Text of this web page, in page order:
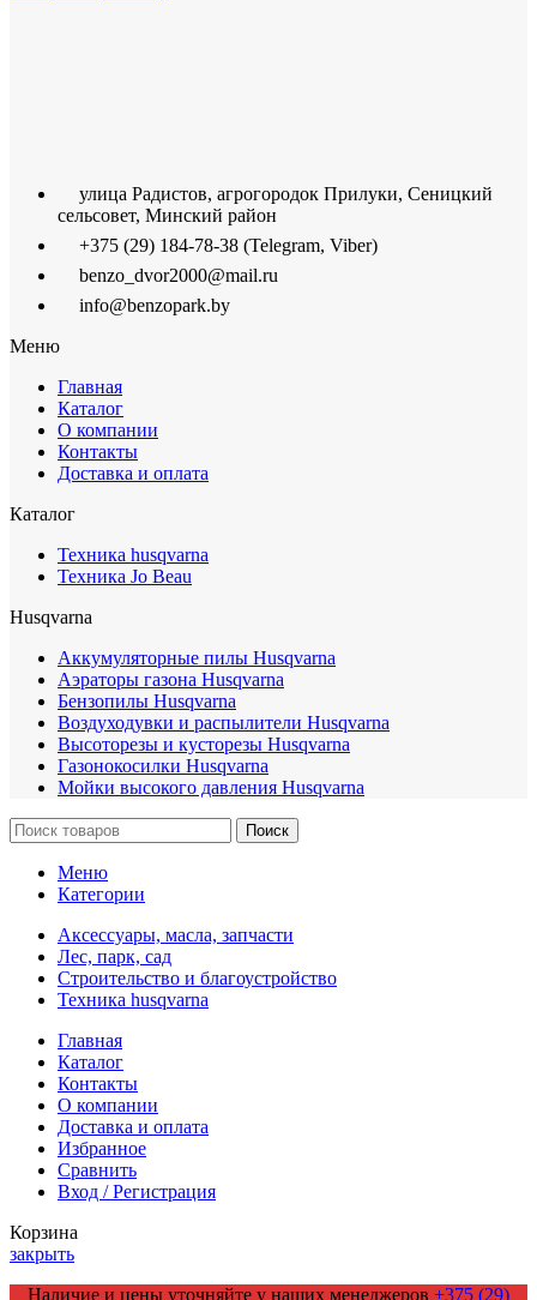
улица Радистов, агрогородок Прилуки, Сеницкий
сельсовет, Минский район
+375 (29) 184-78-38 (Telegram, Viber)
benzo_dvor2000@mail.ru
info@benzopark.by
Меню
Главная
Каталог
О компании
Контакты
Доставка и оплата
Каталог
Техника husqvarna
Техника Jo Beau
Husqvarna
Аккумуляторные пилы Husqvarna
Аэраторы газона Husqvarna
Бензопилы Husqvarna
Воздуходувки и распылители Husqvarna
Высоторезы и кусторезы Husqvarna
Газонокосилки Husqvarna
Мойки высокого давления Husqvarna
Поиск
Меню
Категории
Аксессуары, масла, запчасти
Лес, парк, сад
Строительство и благоустройство
Техника husqvarna
Главная
Каталог
Контакты
О компании
Доставка и оплата
Избранное
Сравнить
Вход / Регистрация
Корзина
закрыть
Наличие и цены уточняйте у наших менеджеров +375 (29)